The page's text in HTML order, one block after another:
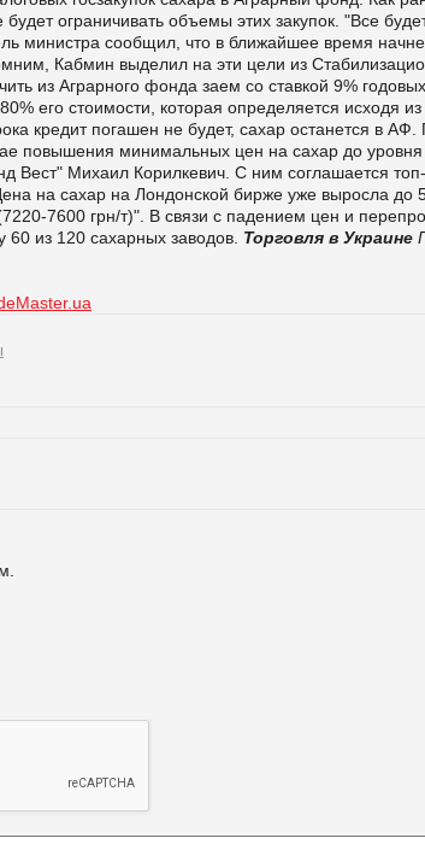
ограничивать объемы этих закупок. "Все
министра сообщил, что в ближайшее время
Кабмин выделил на эти цели из
из Аграрного фонда заем со ставкой 9%
его стоимости, которая определяется исходя
кредит погашен не будет, сахар останется в
повышения минимальных цен на сахар до уровня
Вест" Михаил Корилкевич. С ним соглашается
на сахар на Лондонской бирже уже выросла до
7600 грн/т)". В связи с падением цен и
60 из 120 сахарных заводов. Торговля в Украине